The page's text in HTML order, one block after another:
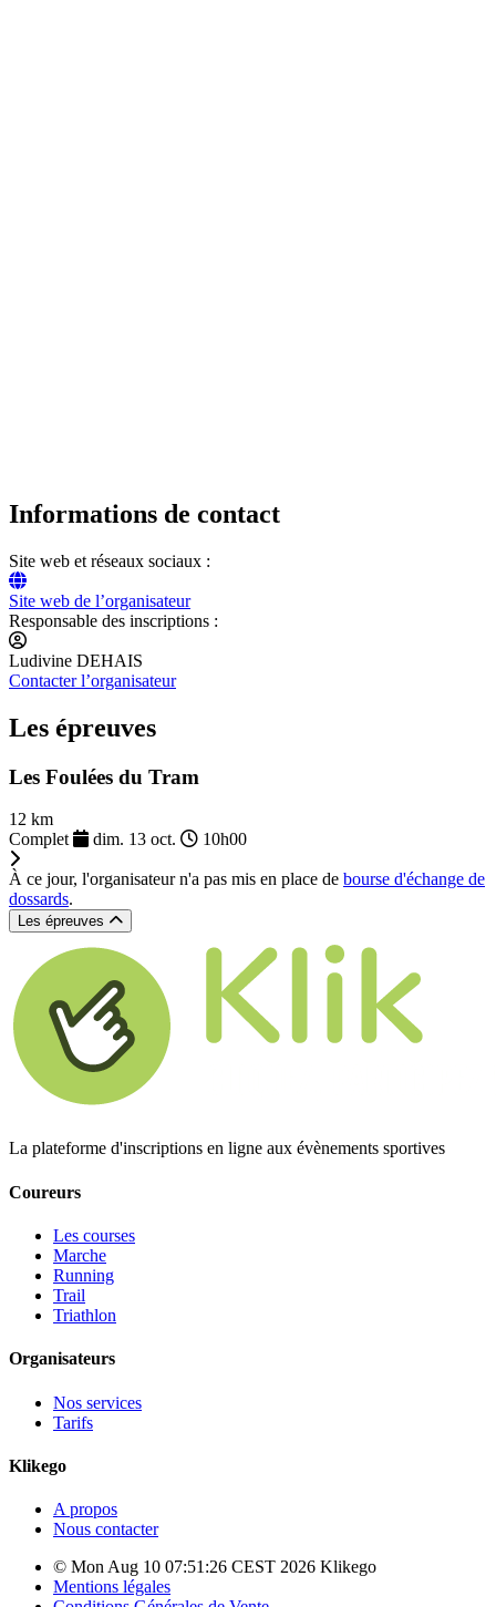
Informations de contact
Site web et réseaux sociaux :
Site web de l’organisateur
Responsable des inscriptions :
Ludivine DEHAIS
Contacter l’organisateur
Les épreuves
Les Foulées du Tram
12 km
Complet
dim. 13 oct. 10h00
À ce jour, l'organisateur n'a pas mis en place de bourse d'échange de
dossards.
Les épreuves
La plateforme d'inscriptions en ligne aux évènements sportives
Coureurs
Les courses
Marche
Running
Trail
Triathlon
Organisateurs
Nos services
Tarifs
Klikego
A propos
Nous contacter
© Mon Aug 10 07:51:26 CEST 2026 Klikego
Mentions légales